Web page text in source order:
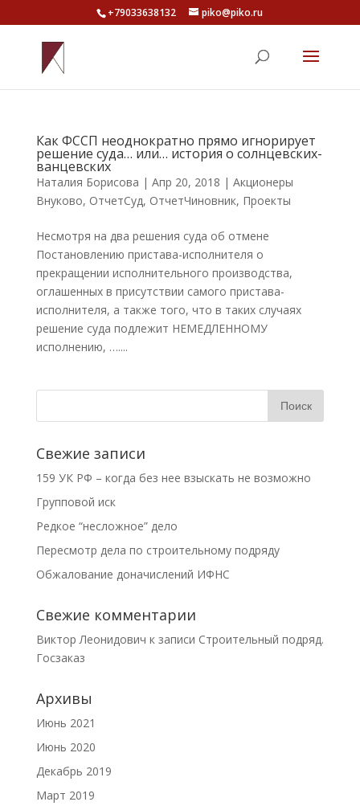
+79033638132 piko@piko.ru
Как ФССП неоднократно прямо игнорирует
решение суда… или… история о солнцевских-
ванцевских
Наталия Борисова | Апр 20, 2018 | Акционеры
Внуково, ОтчетСуд, ОтчетЧиновник, Проекты
Несмотря на два решения суда об отмене
Постановлению пристава-исполнителя о
прекращении исполнительного производства,
оглашенных в присутствии самого пристава-
исполнителя, а также того, что в таких случаях
решение суда подлежит НЕМЕДЛЕННОМУ
исполнению, …....
Свежие записи
159 УК РФ – когда без нее взыскать не возможно
Групповой иск
Редкое “несложное” дело
Пересмотр дела по строительному подряду
Обжалование доначислений ИФНС
Свежие комментарии
Виктор Леонидович к записи Строительный подряд.
Госзаказ
Архивы
Июнь 2021
Июнь 2020
Декабрь 2019
Март 2019